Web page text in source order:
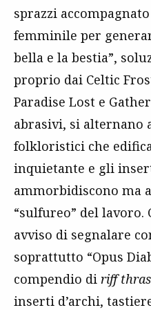
sprazzi
femminile per
bella e la bestia”,
proprio dai Celtic
Paradise Lost e
abrasivi, si alternano
folkloristici che
inquietante e gli
ammorbidiscono ma
“sulfureo” del lavoro.
avviso di segnalare
soprattutto “Opus
compendio di riff
inserti d’archi,